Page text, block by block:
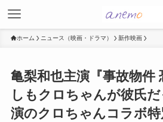
ホーム ニュース（映画・ドラマ） 新作映画
亀梨和也主演『事故物件
しもクロちゃんが彼氏
演のクロちゃんコラボ特